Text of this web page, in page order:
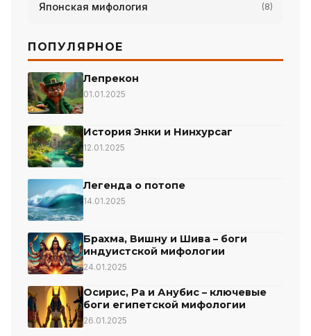
Японская мифология (8)
ПОПУЛЯРНОЕ
Лепрекон
01.01.2025
История Энки и Нинхурсаг
12.01.2025
Легенда о потопе
14.01.2025
Брахма, Вишну и Шива – боги
индуистской мифологии
24.01.2025
Осирис, Ра и Анубис – ключевые
боги египетской мифологии
26.01.2025